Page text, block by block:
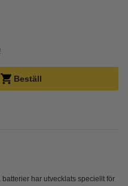
Beställ
har utvecklats speciellt för